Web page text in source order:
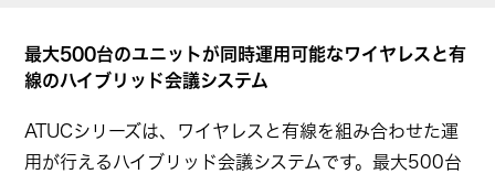
最大500台のユニットが同時運用可能なワイヤレスと有
線のハイブリッド会議システム
ATUCシリーズは、ワイヤレスと有線を組み合わせた運
用が行えるハイブリッド会議システムです。最大500台